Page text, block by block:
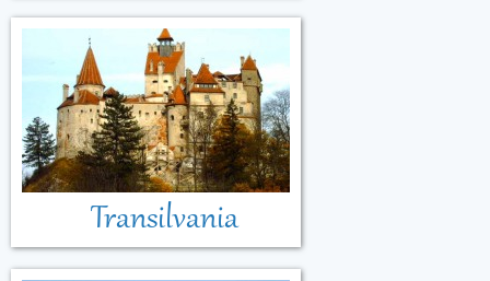
Transilvania